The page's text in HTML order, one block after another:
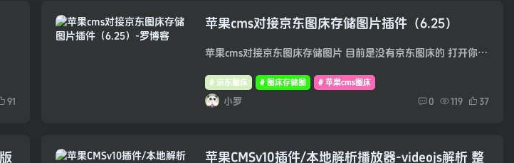
91
苹果cms对接京东图床存储图片插件（6.25）
苹果cms对接京东图床存储图片 目前是没有京东图床的 打开你cms的站点 上传即可 刷新后台 选择京东图床 保存即可 图片就会自动保存到京东图床 PHP版本7.0 安装SG11扩展 本插件博主自...
# 京东图床 # 图床存储图 # 苹果cms图床
小罗 0 119 37
苹果CMSv10插件/本地解析播放器-videojs解析 整